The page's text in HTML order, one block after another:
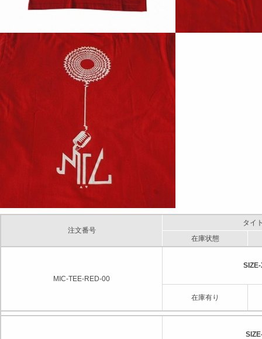
注文番号
タイ
在庫状態
MIC-TEE-RED-00
在庫有り